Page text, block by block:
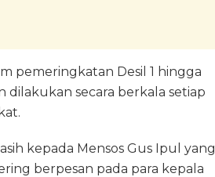
pemeringkatan Desil 1 hingga
dilakukan secara berkala setiap
kepada Mensos Gus Ipul yang
berpesan pada para kepala